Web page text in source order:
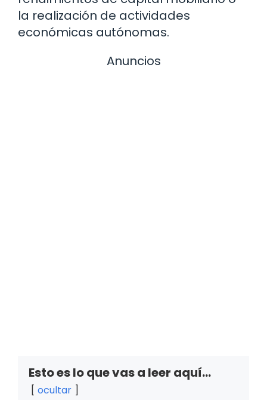
la realización de actividades
económicas autónomas.
Anuncios
Esto es lo que vas a leer aquí...
ocultar